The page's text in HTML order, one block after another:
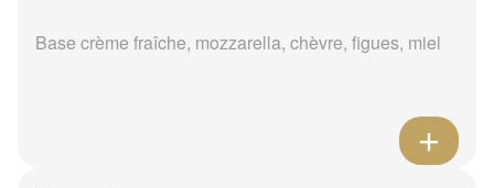
Base crème fraîche, mozzarella, chèvre, figues, miel